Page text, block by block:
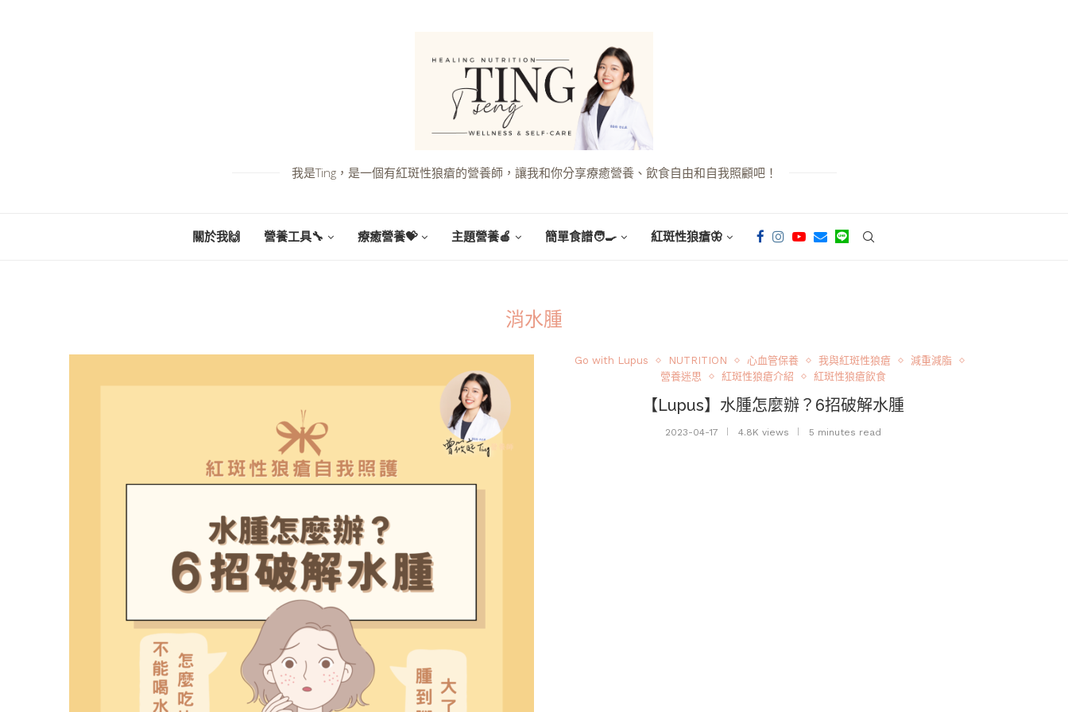
我是Ting，是一個有紅斑性狼瘡的營養師，讓我和你分享療癒營養、飲食自由和自我照顧吧！
關於我🙌 營養工具🔧 療癒營養💝 主題營養🍎 簡單食譜🧑‍🍳 紅斑性狼瘡🦋
消水腫
Go with Lupus NUTRITION 心血管保養 我與紅斑性狼瘡
減重減脂
營養迷思
紅斑性狼瘡介紹 紅斑性狼瘡飲食
【Lupus】水腫怎麼辦？6招破解水腫
2023-04-17 4.8K views 5 minutes read